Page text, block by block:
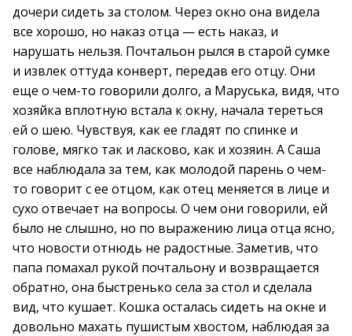
дочери сидеть за столом. Через окно она видела
все хорошо, но наказ отца — есть наказ, и
нарушать нельзя. Почтальон рылся в старой сумке
и извлек оттуда конверт, передав его отцу. Они
еще о чем-то говорили долго, а Маруська, видя, что
хозяйка вплотную встала к окну, начала тереться
ей о шею. Чувствуя, как ее гладят по спинке и
голове, мягко так и ласково, как и хозяин. А Саша
все наблюдала за тем, как молодой парень о чем-
то говорит с ее отцом, как отец меняется в лице и
сухо отвечает на вопросы. О чем они говорили, ей
было не слышно, но по выражению лица отца ясно,
что новости отнюдь не радостные. Заметив, что
папа помахал рукой почтальону и возвращается
обратно, она быстренько села за стол и сделала
вид, что кушает. Кошка осталась сидеть на окне и
довольно махать пушистым хвостом, наблюдая за